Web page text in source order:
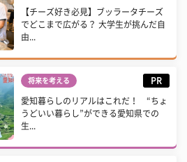
【チーズ好き必見】ブッラータチーズ
でどこまで広がる？ 大学生が挑んだ自
由...
将来を考える PR
愛知暮らしのリアルはこれだ！ “ちょ
うどいい暮らし”ができる愛知県での
生...